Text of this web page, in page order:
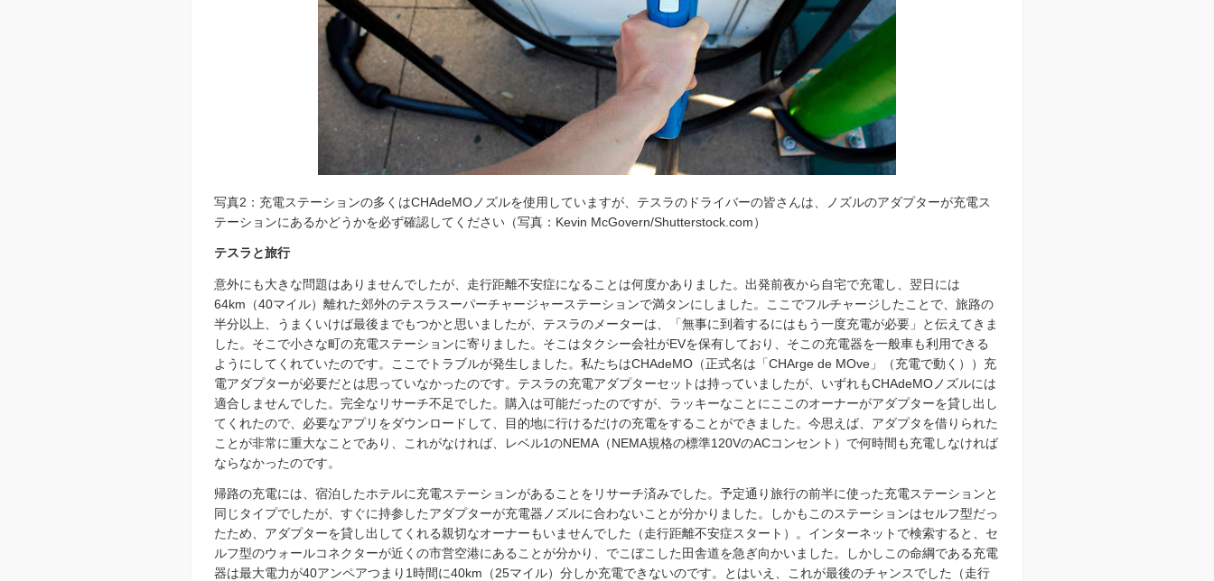
写真2：充電ステーションの多くはCHAdeMOノズルを使用していますが、テスラのドライバーの皆さんは、ノズルのアダプターが充電ス
テーションにあるかどうかを必ず確認してください（写真：Kevin McGovern/Shutterstock.com）
テスラと旅行
意外にも大きな問題はありませんでしたが、走行距離不安症になることは何度かありました。出発前夜から自宅で充電し、翌日には
64km（40マイル）離れた郊外のテスラスーパーチャージャーステーションで満タンにしました。ここでフルチャージしたことで、旅路の
半分以上、うまくいけば最後までもつかと思いましたが、テスラのメーターは、「無事に到着するにはもう一度充電が必要」と伝えてきま
した。そこで小さな町の充電ステーションに寄りました。そこはタクシー会社がEVを保有しており、そこの充電器を一般車も利用できる
ようにしてくれていたのです。ここでトラブルが発生しました。私たちはCHAdeMO（正式名は「CHArge de MOve」（充電で動く））充
電アダプターが必要だとは思っていなかったのです。テスラの充電アダプターセットは持っていましたが、いずれもCHAdeMOノズルには
適合しませんでした。完全なリサーチ不足でした。購入は可能だったのですが、ラッキーなことにここのオーナーがアダプターを貸し出し
てくれたので、必要なアプリをダウンロードして、目的地に行けるだけの充電をすることができました。今思えば、アダプタを借りられた
ことが非常に重大なことであり、これがなければ、レベル1のNEMA（NEMA規格の標準120VのACコンセント）で何時間も充電しなければ
ならなかったのです。
帰路の充電には、宿泊したホテルに充電ステーションがあることをリサーチ済みでした。予定通り旅行の前半に使った充電ステーションと
同じタイプでしたが、すぐに持参したアダプターが充電器ノズルに合わないことが分かりました。しかもこのステーションはセルフ型だっ
たため、アダプターを貸し出してくれる親切なオーナーもいませんでした（走行距離不安症スタート）。インターネットで検索すると、セ
ルフ型のウォールコネクターが近くの市営空港にあることが分かり、でこぼこした田舎道を急ぎ向かいました。しかしこの命綱である充電
器は最大電力が40アンペアつまり1時間に40km（25マイル）分しか充電できないのです。とはいえ、これが最後のチャンスでした（走行